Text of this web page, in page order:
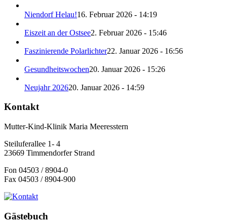
Niendorf Helau!16. Februar 2026 - 14:19
Eiszeit an der Ostsee2. Februar 2026 - 15:46
Faszinierende Polarlichter22. Januar 2026 - 16:56
Gesundheitswochen20. Januar 2026 - 15:26
Neujahr 202620. Januar 2026 - 14:59
Kontakt
Mutter-Kind-Klinik Maria Meeresstern
Steiluferallee 1- 4
23669 Timmendorfer Strand
Fon 04503 / 8904-0
Fax 04503 / 8904-900
Gästebuch